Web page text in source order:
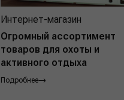
Интернет-магазин
Огромный ассортимент
товаров для охоты и
активного отдыха
Подробнее